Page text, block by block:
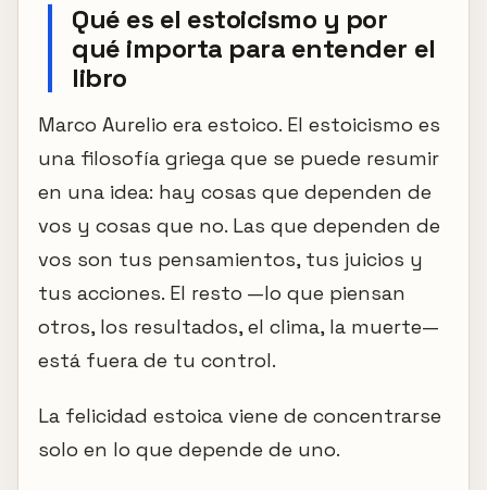
Qué es el estoicismo y por
qué importa para entender el
libro
Marco Aurelio era estoico. El estoicismo es
una filosofía griega que se puede resumir
en una idea: hay cosas que dependen de
vos y cosas que no. Las que dependen de
vos son tus pensamientos, tus juicios y
tus acciones. El resto —lo que piensan
otros, los resultados, el clima, la muerte—
está fuera de tu control.
La felicidad estoica viene de concentrarse
solo en lo que depende de uno.